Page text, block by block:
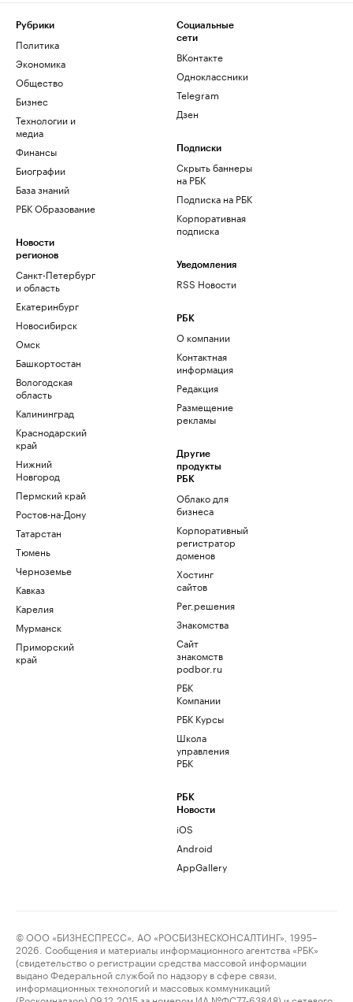
Рубрики
Политика
Экономика
Общество
Бизнес
Технологии и
медиа
Финансы
Биографии
База знаний
РБК Образование
Новости
регионов
Санкт-Петербург
и область
Екатеринбург
Новосибирск
Омск
Башкортостан
Вологодская
область
Калининград
Краснодарский
край
Нижний
Новгород
Пермский край
Ростов-на-Дону
Татарстан
Тюмень
Черноземье
Кавказ
Карелия
Мурманск
Приморский
край
Социальные
сети
ВКонтакте
Одноклассники
Telegram
Дзен
Подписки
Скрыть баннеры
на РБК
Подписка на РБК
Корпоративная
подписка
Уведомления
RSS Новости
РБК
О компании
Контактная
информация
Редакция
Размещение
рекламы
Другие
продукты
РБК
Облако для
бизнеса
Корпоративный
регистратор
доменов
Хостинг
сайтов
Рег.решения
Знакомства
Сайт
знакомств
podbor.ru
РБК
Компании
РБК Курсы
Школа
управления
РБК
РБК
Новости
iOS
Android
AppGallery
© ООО «БИЗНЕСПРЕСС», АО «РОСБИЗНЕСКОНСАЛТИНГ», 1995–
2026. Сообщения и материалы информационного агентства «РБК»
(свидетельство о регистрации средства массовой информации
выдано Федеральной службой по надзору в сфере связи,
информационных технологий и массовых коммуникаций